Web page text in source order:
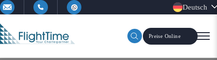
Deutsch
Preise Online